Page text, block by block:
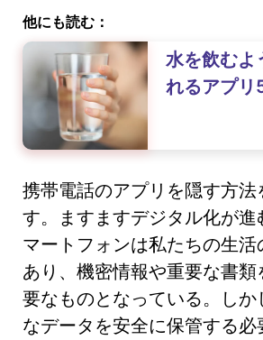
他にも読む：
水を飲むよ
れるアプリ
携帯電話のアプリを隠す方法
す。ますますデジタル化が進
マートフォンは私たちの生活
あり、機密情報や重要な書類
要なものとなっている。しか
なデータを安全に保管する必